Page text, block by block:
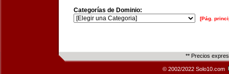
Categorías de Dominio:
[Pág.
** Precios
© 2002/2022 Solo10.com